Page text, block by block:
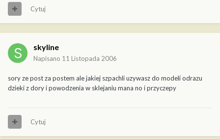
Cytuj
skyline
Napisano 11 Listopada 2006
sory ze post za postem ale jakiej szpachli uzywasz do modeli odrazu
dzieki z dory i powodzenia w sklejaniu mana no i przyczepy
Cytuj